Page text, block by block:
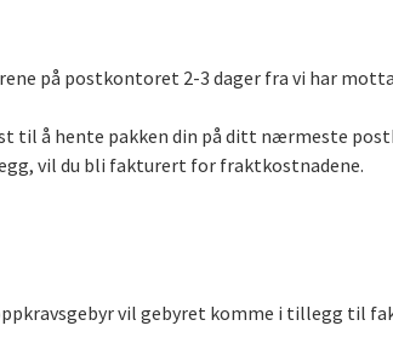
på postkontoret 2-3 dager fra vi har
til å hente pakken din på ditt nærmeste
vil du bli fakturert for fraktkostnadene.
vil gebyret komme i tillegg til